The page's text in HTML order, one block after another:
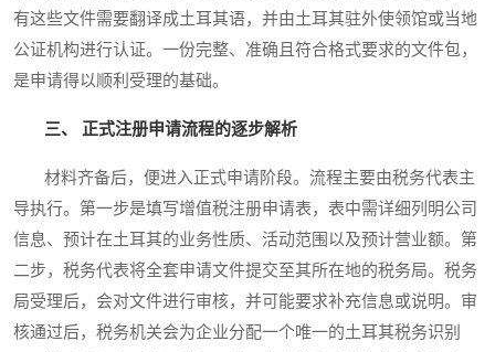
有这些文件需要翻译成土耳其语，并由土耳其驻外使领馆或当地
公证机构进行认证。一份完整、准确且符合格式要求的文件包，
是申请得以顺利受理的基础。
三、 正式注册申请流程的逐步解析
材料齐备后，便进入正式申请阶段。流程主要由税务代表主
导执行。第一步是填写增值税注册申请表，表中需详细列明公司
信息、预计在土耳其的业务性质、活动范围以及预计营业额。第
二步，税务代表将全套申请文件提交至其所在地的税务局。税务
局受理后，会对文件进行审核，并可能要求补充信息或说明。审
核通过后，税务机关会为企业分配一个唯一的土耳其税务识别